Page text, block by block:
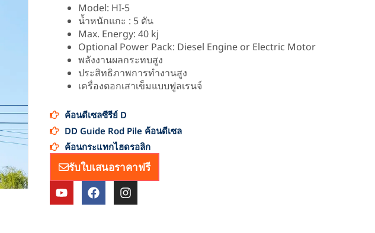
Model: HI-5
น้ำหนักแกะ : 5 ตัน
Max. Energy: 40 kj
Optional Power Pack: Diesel Engine or Electric Motor
พลังงานผลกระทบสูง
ประสิทธิภาพการทำงานสูง
เครื่องตอกเสาเข็มแบบฟูลเรนจ์
ค้อนดีเซลซีรีย์ D
DD Guide Rod Pile ค้อนดีเซล
ค้อนกระแทกไฮดรอลิก
รับใบเสนอราคาฟรี
ยู
ทู
ป
เ
ฟ
ส
อิ
น
ส